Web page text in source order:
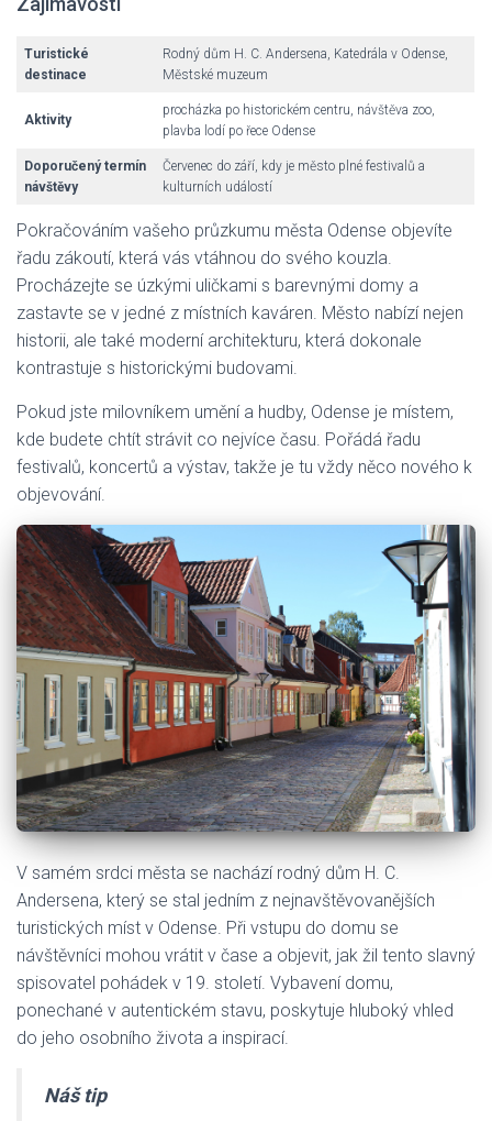
Turistické
destinace
Rodný dům H. C. Andersena, Katedrála v Odense,
Městské muzeum
Aktivity
procházka po historickém centru, návštěva zoo,
plavba lodí po řece Odense
Doporučený termín
návštěvy
Červenec do září, kdy je město plné festivalů a
kulturních událostí
Pokračováním vašeho průzkumu města Odense objevíte
řadu zákoutí, která vás vtáhnou do svého kouzla.
Procházejte se úzkými uličkami s barevnými domy a
zastavte se v jedné z místních kaváren. Město nabízí nejen
historii, ale také moderní architekturu, která dokonale
kontrastuje s historickými budovami.
Pokud jste milovníkem umění a hudby, Odense je místem,
kde budete chtít strávit co nejvíce času. Pořádá řadu
festivalů, koncertů a výstav, takže je tu vždy něco nového k
objevování.
V samém srdci města se nachází rodný dům H. C.
Andersena, který se stal jedním z nejnavštěvovanějších
turistických míst v Odense. Při vstupu do domu se
návštěvníci mohou vrátit v čase a objevit, jak žil tento slavný
spisovatel pohádek v 19. století. Vybavení domu,
ponechané v autentickém stavu, poskytuje hluboký vhled
do jeho osobního života a inspirací.
Náš tip